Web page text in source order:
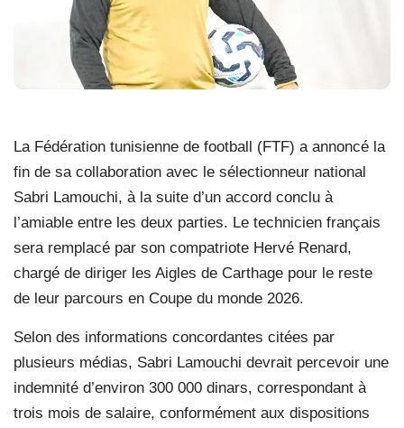
La Fédération tunisienne de football (FTF) a annoncé la
fin de sa collaboration avec le sélectionneur national
Sabri Lamouchi, à la suite d’un accord conclu à
l’amiable entre les deux parties. Le technicien français
sera remplacé par son compatriote Hervé Renard,
chargé de diriger les Aigles de Carthage pour le reste
de leur parcours en Coupe du monde 2026.
Selon des informations concordantes citées par
plusieurs médias, Sabri Lamouchi devrait percevoir une
indemnité d’environ 300 000 dinars, correspondant à
trois mois de salaire, conformément aux dispositions